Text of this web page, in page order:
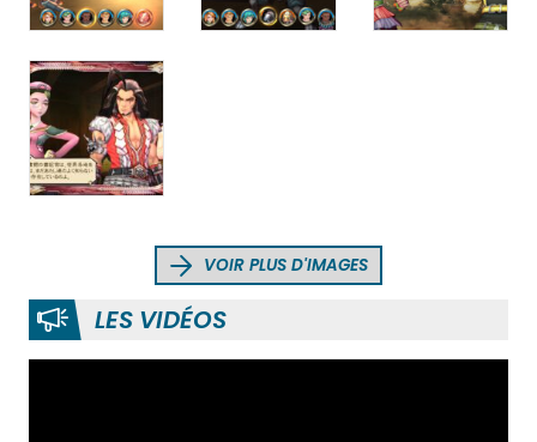
VOIR PLUS D'IMAGES
LES VIDÉOS